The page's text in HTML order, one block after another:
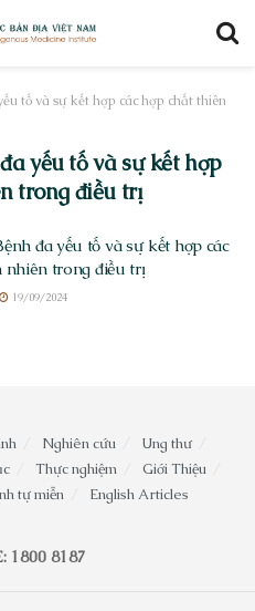
tố và sự kết hợp các hợp chất thiên
yếu tố và sự kết hợp
trong điều trị
đa yếu tố và sự kết hợp các
nhiên trong điều trị
19/09/2024
Nghiên cứu
Ung thư
Thực nghiệm
Giới Thiệu
tự miễn English Articles
1800 8187